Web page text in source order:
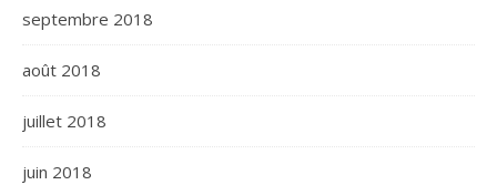
septembre 2018
août 2018
juillet 2018
juin 2018